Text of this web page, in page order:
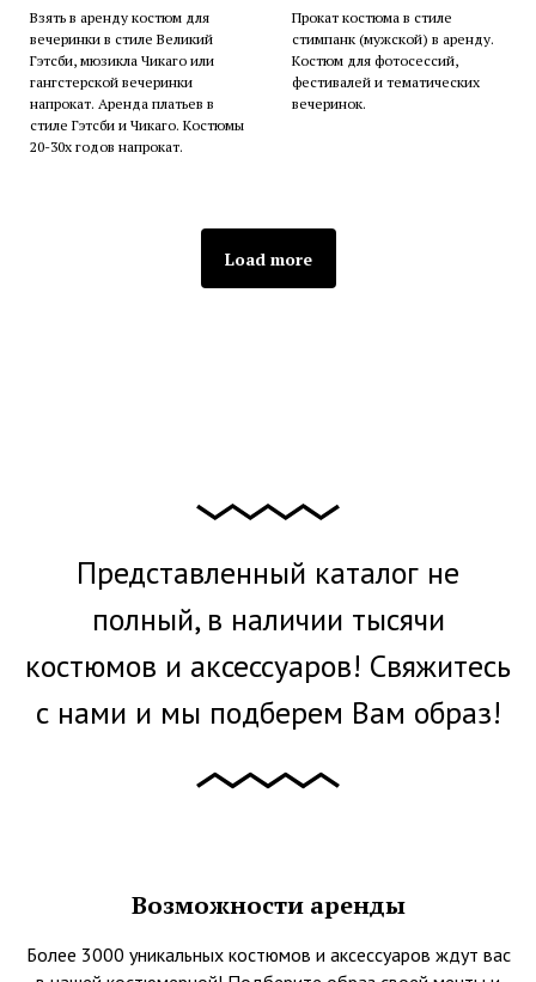
Взять в аренду костюм для
вечеринки в стиле Великий
Гэтсби, мюзикла Чикаго или
гангстерской вечеринки
напрокат. Аренда платьев в
стиле Гэтсби и Чикаго. Костюмы
20-30х годов напрокат.
Прокат костюма в стиле
стимпанк (мужской) в аренду.
Костюм для фотосессий,
фестивалей и тематических
вечеринок.
Load more
Представленный каталог не
полный, в наличии тысячи
костюмов и аксессуаров! Свяжитесь
с нами и мы подберем Вам образ!
Возможности аренды
Более 3000 уникальных костюмов и аксессуаров ждут вас